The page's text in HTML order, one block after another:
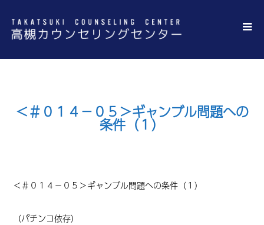
＜＃０１４－０５＞ギャンブル問題への
条件（１）
＜＃０１４－０５ ＞ギャンブル問題への条件（１）
（パチンコ依存）